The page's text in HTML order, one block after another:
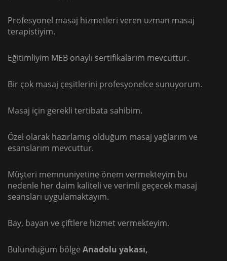
Profesyonel masaj hizmetleri veren uzman masaj
terapistiyim.
Eğitimliyim MEB onaylı sertifikalarım mevcuttur.
Bir çok masaj çeşitlerini profesyonelce sunuyorum.
Masaj için gerekli tertibata sahibim.
Özel olarak hazırlamış olduğum masaj yağlarım ve
esanslarım mevcuttur.
Müşteri memnuniyetine önem vermekteyim bu
nedenle her daim kaliteli ve verimli geçecek masaj
seansları uygulamaktayım.
Bay, bayan ve çiftlere hizmet vermekteyim.
Bulunduğum bölge Anadolu yakası,